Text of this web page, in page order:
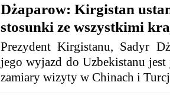
Dżaparow: Kirgistan
stosunki ze wszystkimi
Prezydent Kirgistanu, Sadyr
jego wyjazd do Uzbekistanu jest
zamiary wizyty w Chinach i